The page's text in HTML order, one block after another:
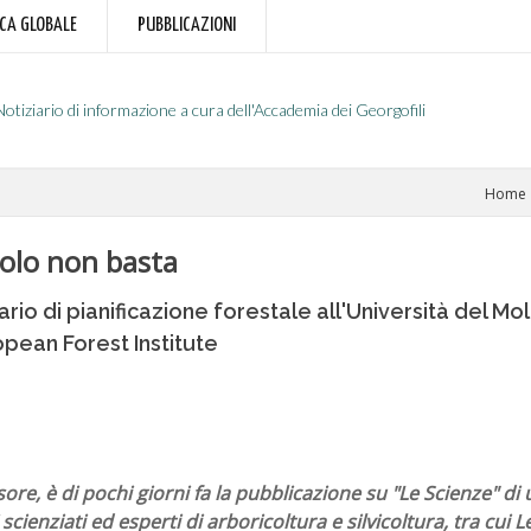
GLOBALE PUBBLICAZIONI
di informazione a cura dell'Accademia dei Georgofili
Home
non basta
di pianificazione forestale all'Università del
Forest Institute
è di pochi giorni fa la pubblicazione su "Le Scienze"
ed esperti di arboricoltura e silvicoltura, tra cui